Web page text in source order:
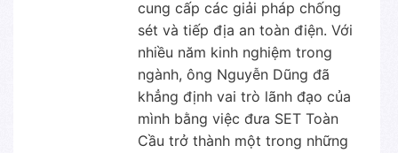
cung cấp các giải pháp chống
sét và tiếp địa an toàn điện. Với
nhiều năm kinh nghiệm trong
ngành, ông Nguyễn Dũng đã
khẳng định vai trò lãnh đạo của
mình bằng việc đưa SET Toàn
Cầu trở thành một trong những